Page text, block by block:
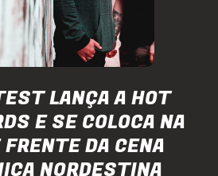
LANÇA A HOT
E SE COLOCA NA
DA CENA
NORDESTINA